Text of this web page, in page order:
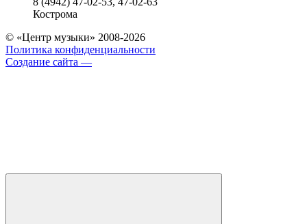
Кострома
© «Центр музыки» 2008-2026
Политика конфиденциальности
Создание сайта —